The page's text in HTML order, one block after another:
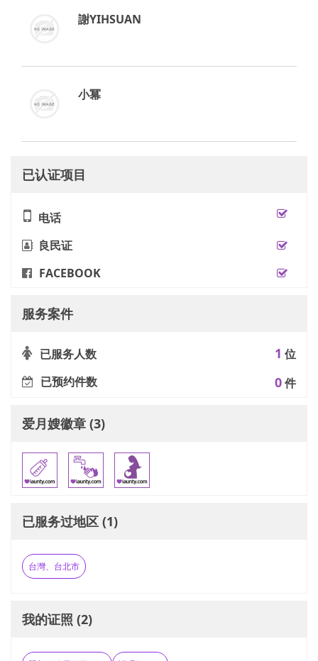
謝YIHSUAN
小冪
已认证项目
电话
良民证
FACEBOOK
服务案件
已服务人数 1 位
已预约件数
0件
爱月嫂徽章 (3)
已服务过地区 (1)
台灣、台北市
我的证照 (2)